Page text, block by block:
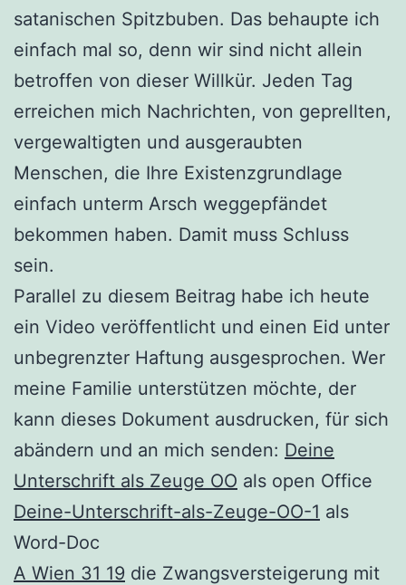
satanischen Spitzbuben. Das behaupte ich
einfach mal so, denn wir sind nicht allein
betroffen von dieser Willkür. Jeden Tag
erreichen mich Nachrichten, von geprellten,
vergewaltigten und ausgeraubten
Menschen, die Ihre Existenzgrundlage
einfach unterm Arsch weggepfändet
bekommen haben. Damit muss Schluss
sein.
Parallel zu diesem Beitrag habe ich heute
ein Video veröffentlicht und einen Eid unter
unbegrenzter Haftung ausgesprochen. Wer
meine Familie unterstützen möchte, der
kann dieses Dokument ausdrucken, für sich
abändern und an mich senden: Deine
Unterschrift als Zeuge OO als open Office
Deine-Unterschrift-als-Zeuge-OO-1 als
Word-Doc
A Wien 31 19 die Zwangsversteigerung mit